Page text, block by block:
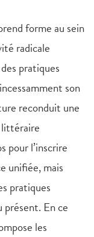
forme au sein
radicale
pratiques
son
reconduit une
pour l’inscrire
unifiée, mais
pratiques
En ce
les